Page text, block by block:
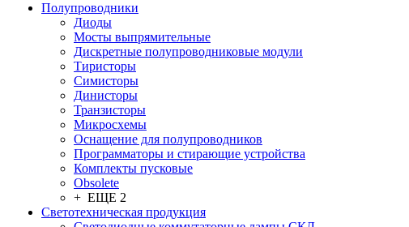
Полупроводники
Диоды
Мосты выпрямительные
Дискретные полупроводниковые модули
Тиристоры
Симисторы
Динисторы
Транзисторы
Микросхемы
Оснащение для полупроводников
Программаторы и стирающие устройства
Комплекты пусковые
Obsolete
+ ЕЩЕ 2
Светотехническая продукция